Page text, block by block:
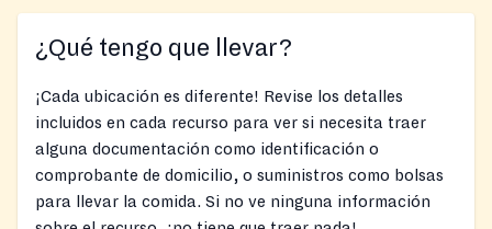
¿Qué tengo que llevar?
¡Cada ubicación es diferente! Revise los detalles
incluidos en cada recurso para ver si necesita traer
alguna documentación como identificación o
comprobante de domicilio, o suministros como bolsas
para llevar la comida. Si no ve ninguna información